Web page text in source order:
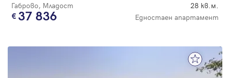
Габрово, Младост 28 кв.м.
37 836 Едностаен апартамент